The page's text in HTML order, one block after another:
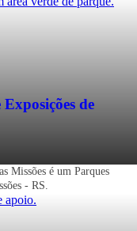
de
Missões é um Parques
- RS.